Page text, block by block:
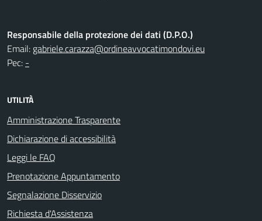
Responsabile della protezione dei dati (D.P.O.)
Email: gabriele.carazza@ordineavvocatimondovi.eu
Pec: -
UTILITÀ
Amministrazione Trasparente
Dichiarazione di accessibilità
Leggi le FAQ
Prenotazione Appuntamento
Segnalazione Disservizio
Richiesta d'Assistenza